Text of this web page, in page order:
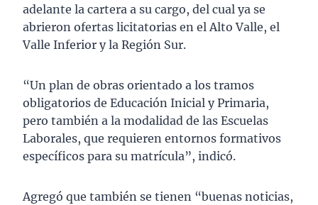
adelante la cartera a su cargo, del cual ya se
abrieron ofertas licitatorias en el Alto Valle, el
Valle Inferior y la Región Sur.
“Un plan de obras orientado a los tramos
obligatorios de Educación Inicial y Primaria,
pero también a la modalidad de las Escuelas
Laborales, que requieren entornos formativos
específicos para su matrícula”, indicó.
Agregó que también se tienen “buenas noticias,